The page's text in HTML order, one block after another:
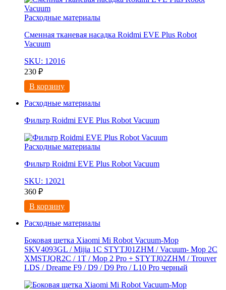
Расходные материалы
Сменная тканевая насадка Roidmi EVE Plus Robot
Vacuum
SKU: 12016
230 ₽
В корзину
Расходные материалы
Фильтр Roidmi EVE Plus Robot Vacuum
Расходные материалы
Фильтр Roidmi EVE Plus Robot Vacuum
SKU: 12021
360 ₽
В корзину
Расходные материалы
Боковая щетка Xiaomi Mi Robot Vacuum-Mop
SKV4093GL / Mijia 1C STYTJ01ZHM / Vacuum- Mop 2C
XMSTJQR2C / 1T / Mop 2 Pro + STYTJ02ZHM / Trouver
LDS / Dreame F9 / D9 / D9 Pro / L10 Pro черный